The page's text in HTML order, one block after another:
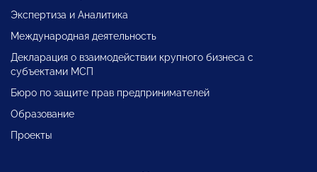
Экспертиза и Аналитика
Международная деятельность
Декларация о взаимодействии крупного бизнеса с
субъектами МСП
Бюро по защите прав предпринимателей
Образование
Проекты